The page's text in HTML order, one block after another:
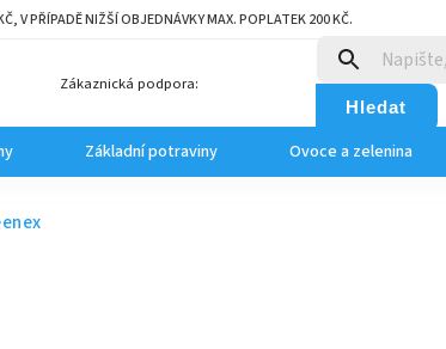
V PŘÍPADĚ NIŽŠÍ OBJEDNÁVKY MAX. POPLATEK 200 KČ.
Zákaznická podpora:
Hledat
Základní potraviny Ovoce a zelenina